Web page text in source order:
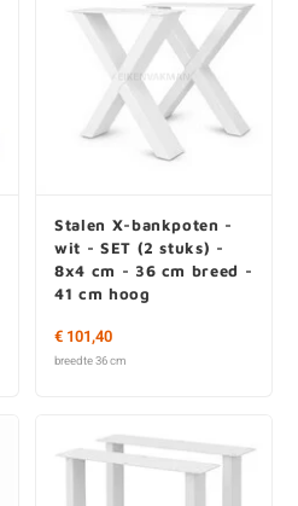
Stalen X-bankpoten -
wit - SET (2 stuks) -
8x4 cm - 36 cm breed -
41 cm hoog
€ 101,40
breedte 36 cm